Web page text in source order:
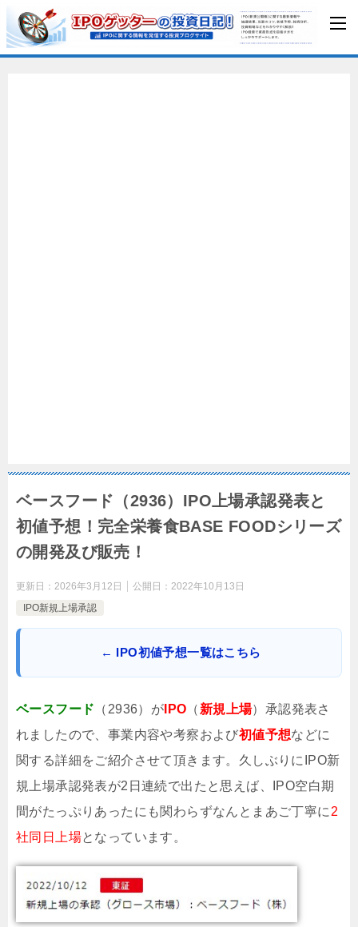
ベースフード（2936）IPO上場承認発表と
初値予想！完全栄養食BASE FOODシリーズ
の開発及び販売！
更新日： 2026年3月12日 公開日： 2022年10月13日
IPO新規上場承認
← IPO初値予想一覧はこちら
ベースフード （2936）が IPO （ 新規上場）承認発表さ
れましたので、事業内容や考察および初値予想などに
関する詳細をご紹介させて頂きます。久しぶりにIPO新
規上場承認発表が2日連続で出たと思えば、IPO空白期
間がたっぷりあったにも関わらずなんとまあご丁寧に 2
社同日上場となっています。